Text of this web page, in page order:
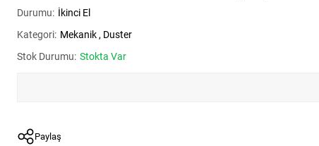
Durumu: İkinci El
Kategori: Mekanik , Duster
Stok Durumu: Stokta Var
Paylaş